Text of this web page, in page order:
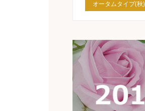
オータムタイプ(秋)